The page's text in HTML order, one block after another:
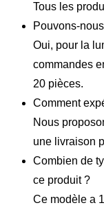
Tous les
Pouvons-
Oui, pour la
commandes
20 pièces.
Comment
Nous
une livraison
Combien de
ce produit ?
Ce modèle a